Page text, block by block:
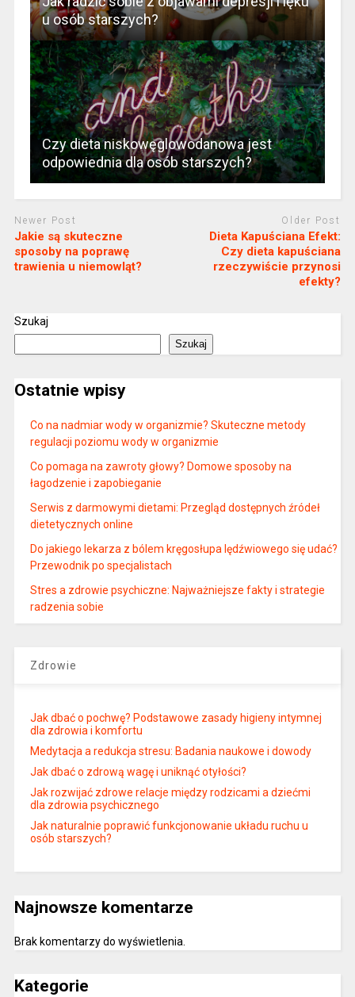
u osób starszych?
Czy dieta niskowęglowodanowa jest
odpowiednia dla osób starszych?
Newer Post
Jakie są skuteczne
sposoby na poprawę
trawienia u niemowląt?
Older Post
Dieta Kapuściana Efekt:
Czy dieta kapuściana
rzeczywiście przynosi
efekty?
Szukaj
Szukaj
Ostatnie wpisy
Co na nadmiar wody w organizmie? Skuteczne metody
regulacji poziomu wody w organizmie
Co pomaga na zawroty głowy? Domowe sposoby na
łagodzenie i zapobieganie
Serwis z darmowymi dietami: Przegląd dostępnych źródeł
dietetycznych online
Do jakiego lekarza z bólem kręgosłupa lędźwiowego się udać?
Przewodnik po specjalistach
Stres a zdrowie psychiczne: Najważniejsze fakty i strategie
radzenia sobie
Zdrowie
Jak dbać o pochwę? Podstawowe zasady higieny intymnej
dla zdrowia i komfortu
Medytacja a redukcja stresu: Badania naukowe i dowody
Jak dbać o zdrową wagę i uniknąć otyłości?
Jak rozwijać zdrowe relacje między rodzicami a dziećmi
dla zdrowia psychicznego
Jak naturalnie poprawić funkcjonowanie układu ruchu u
osób starszych?
Najnowsze komentarze
Brak komentarzy do wyświetlenia.
Kategorie